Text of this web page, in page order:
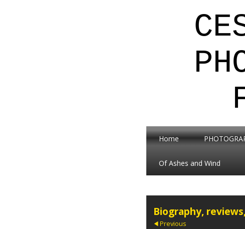
Home
Of Ashes and Wind
Biography,
Previous